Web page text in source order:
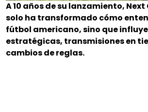
A 10 años de su lanzamiento, Next
solo ha transformado cómo
fútbol americano, sino que
estratégicas, transmisiones en
cambios de reglas.